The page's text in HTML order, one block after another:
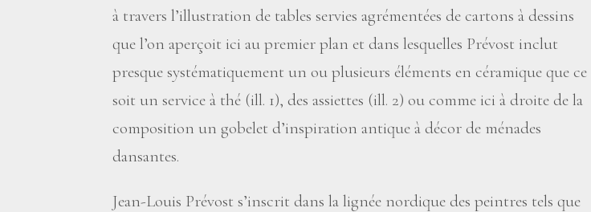
à travers l’illustration de tables servies agrémentées de cartons à dessins
que l’on aperçoit ici au premier plan et dans lesquelles Prévost inclut
presque systématiquement un ou plusieurs éléments en céramique que ce
soit un service à thé (ill. 1), des assiettes (ill. 2) ou comme ici à droite de la
composition un gobelet d’inspiration antique à décor de ménades
dansantes.
Jean-Louis Prévost s’inscrit dans la lignée nordique des peintres tels que